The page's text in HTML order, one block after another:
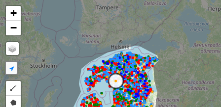
+
−
Draw a polyline
Draw a polygon